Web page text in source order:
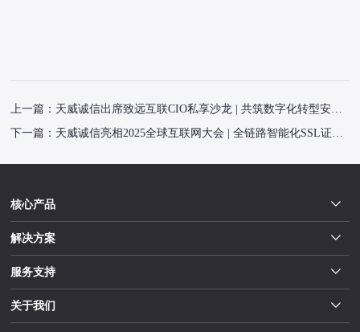
上一篇： 天威诚信出席致远互联CIO私享沙龙 | 共筑数字化转型安全基石
下一篇： 天威诚信亮相2025全球互联网大会 | 全链路智能化SSL证书生态引擎发布
核心产品
解决方案
服务支持
关于我们